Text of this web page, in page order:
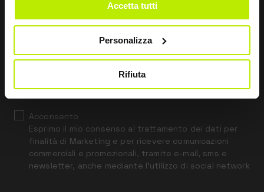
Accetta tutti
Personalizza
Rifiuta
this
field
ai sensi dell’art. 13 Regolamento UE 679/16.
Acconsento
Esprimo il mio consenso al trattamento dei dati per
finalità di Marketing e per ricevere comunicazioni
commerciali e promozionali, tramite e-mail, sms e
newsletter, anche mediante l’utilizzo di social network